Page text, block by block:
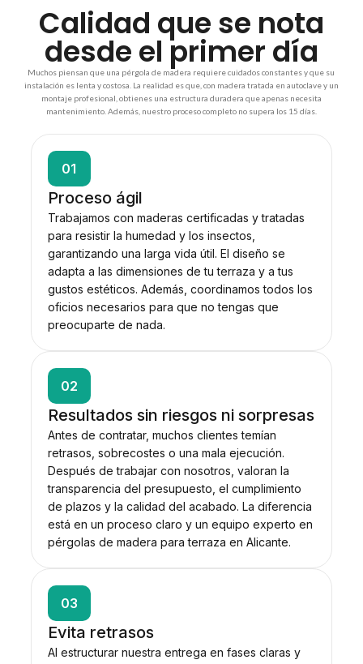
Calidad que se nota
desde el primer día
Muchos piensan que una pérgola de madera requiere cuidados constantes y que su
instalación es lenta y costosa. La realidad es que, con madera tratada en autoclave y un
montaje profesional, obtienes una estructura duradera que apenas necesita
mantenimiento. Además, nuestro proceso completo no supera los 15 días.
01
Proceso ágil
Trabajamos con maderas certificadas y tratadas
para resistir la humedad y los insectos,
garantizando una larga vida útil. El diseño se
adapta a las dimensiones de tu terraza y a tus
gustos estéticos. Además, coordinamos todos los
oficios necesarios para que no tengas que
preocuparte de nada.
02
Resultados sin riesgos ni sorpresas
Antes de contratar, muchos clientes temían
retrasos, sobrecostes o una mala ejecución.
Después de trabajar con nosotros, valoran la
transparencia del presupuesto, el cumplimiento
de plazos y la calidad del acabado. La diferencia
está en un proceso claro y un equipo experto en
pérgolas de madera para terraza en Alicante.
03
Evita retrasos
Al estructurar nuestra entrega en fases claras y